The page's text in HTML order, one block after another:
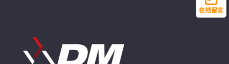
在线留言